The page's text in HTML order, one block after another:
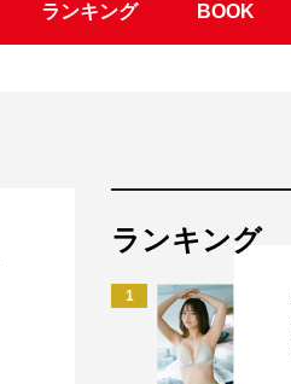
ランキング BOOK
ランキング
1